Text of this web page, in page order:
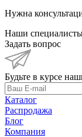
Нужна
Наши
Задать вопрос
Будьте в курсе
Каталог
Распродажа
Блог
Компания